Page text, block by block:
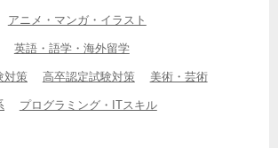
アニメ・マンガ・イラスト
英語・語学・海外留学
対策 高卒認定試験対策 美術・芸術
プログラミング・ITスキル